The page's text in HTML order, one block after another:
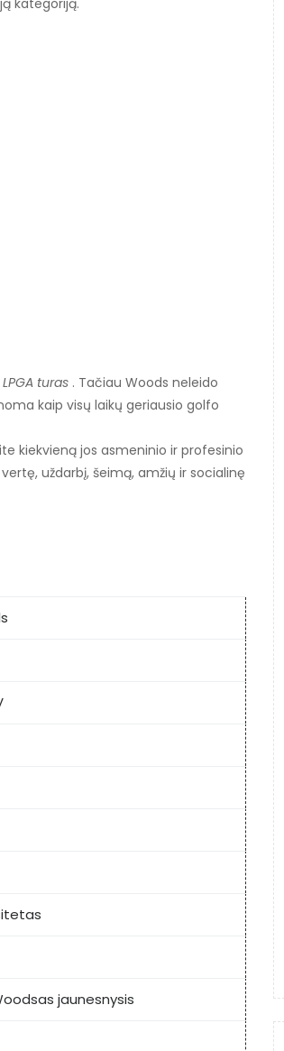
kategoriją.
LPGA turas . Tačiau Woods neleido
kaip visų laikų geriausio golfo
kiekvieną jos asmeninio ir profesinio
uždarbį, šeimą, amžių ir socialinę
jaunesnysis